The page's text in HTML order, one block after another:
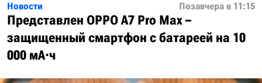
Новости Позавчера в 11:15
Представлен OPPO A7 Pro Max –
защищенный смартфон с батареей на 10
000 мА·ч